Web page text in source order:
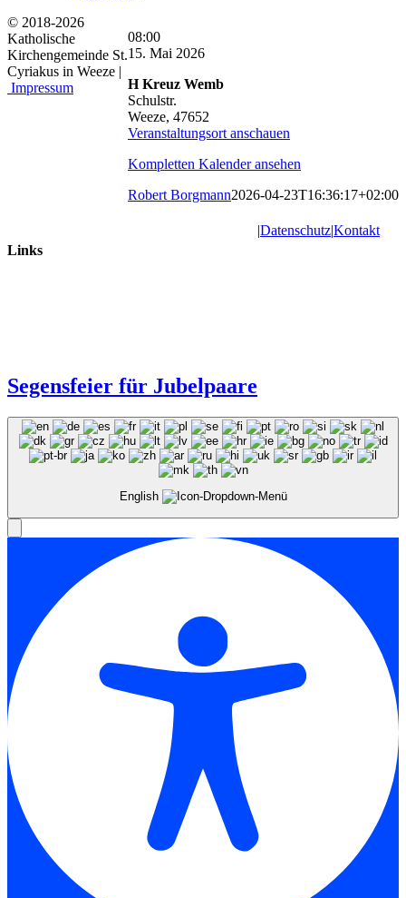
Hl.
Kreuz:
08:00
15. Mai 2026
H Kreuz Wemb
Schulstr.
Weeze, 47652
Veranstaltungsort anschauen
Kompletten Kalender ansehen
Robert Borgmann2026-04-23T16:36:17+02:00
Links
Segensfeier für Jubelpaare
© 2018-2026
Katholische
Kirchengemeinde St.
Cyriakus in Weeze |
Impressum
|Datenschutz|Kontakt
English